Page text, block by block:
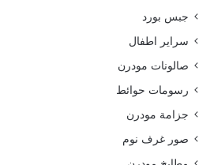
جبس بورد
سراير اطفال
صالونات مودرن
رسومات حوائط
جزامة مودرن
صور غرف نوم